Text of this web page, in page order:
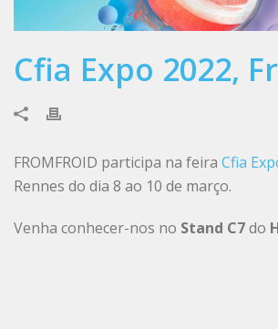
Cfia Expo 2022,
FROMFROID participa na feira Cfia
Rennes do dia 8 ao 10 de março.
Venha conhecer-nos no Stand C7do